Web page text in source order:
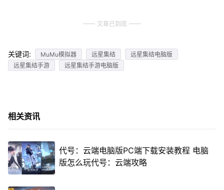
文章已到底
关键词: MuMu模拟器 远星集结
远星集结电脑版
远星集结手游
远星集结手游电脑版
相关资讯
代号：云端电脑版PC端下载安装教程 电脑
版怎么玩代号：云端攻略